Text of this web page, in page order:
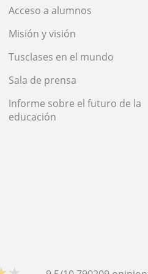
Acceso a alumnos
Misión y visión
Tusclases en el mundo
Sala de prensa
Informe sobre el futuro de la
educación